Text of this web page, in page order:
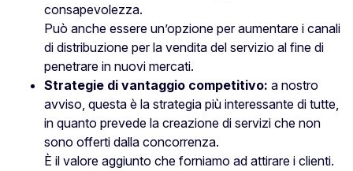
consapevolezza.
Può anche essere un’opzione per aumentare i canali
di distribuzione per la vendita del servizio al fine di
penetrare in nuovi mercati.
Strategie di vantaggio competitivo: a nostro
avviso, questa è la strategia più interessante di tutte,
in quanto prevede la creazione di servizi che non
sono offerti dalla concorrenza.
È il valore aggiunto che forniamo ad attirare i clienti.